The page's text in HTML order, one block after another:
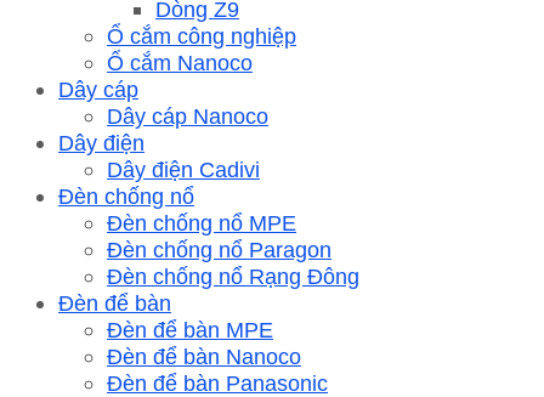
Dòng Z9
Ổ cắm công nghiệp
Ổ cắm Nanoco
Dây cáp
Dây cáp Nanoco
Dây điện
Dây điện Cadivi
Đèn chống nổ
Đèn chống nổ MPE
Đèn chống nổ Paragon
Đèn chống nổ Rạng Đông
Đèn để bàn
Đèn để bàn MPE
Đèn để bàn Nanoco
Đèn để bàn Panasonic